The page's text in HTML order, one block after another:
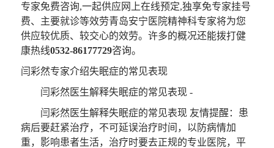
专家免费咨询,一起供应网上在线预定,独享免专家挂号
费、主要就诊等效劳青岛安宁医院精神科专家将为您
供应较优质、较交心的效劳。许多的概况还能拨打健
康热线0532-86177729咨询。
闫彩然专家介绍失眠症的常见表现
闫彩然医生解释失眠症的常见表现 -
闫彩然医生解释失眠症的常见表现 友情提醒 ：患
病后要赶紧治疗，不可延误治疗时间，以防病情加
重，影响患者生活，治疗时要去正规的专业医院，平